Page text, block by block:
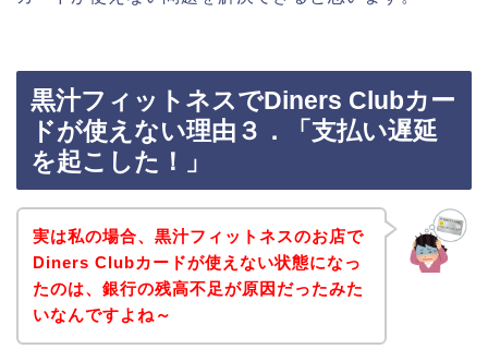
黒汁フィットネスでDiners Clubカー
ドが使えない理由３．「支払い遅延
を起こした！」
実は私の場合、黒汁フィットネスのお店で
Diners Clubカードが使えない状態になっ
たのは、銀行の残高不足が原因だったみた
いなんですよね～